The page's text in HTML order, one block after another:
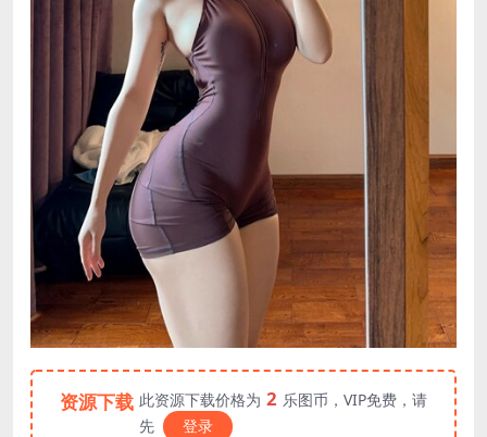
资源下载 此资源下载价格为 2 乐图币，VIP免费，请
先
登录